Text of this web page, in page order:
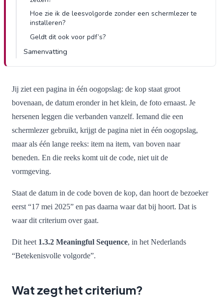
Hoe zie ik de leesvolgorde zonder een schermlezer te
installeren?
Geldt dit ook voor pdf’s?
Samenvatting
Jij ziet een pagina in één oogopslag: de kop staat groot
bovenaan, de datum eronder in het klein, de foto ernaast. Je
hersenen leggen die verbanden vanzelf. Iemand die een
schermlezer gebruikt, krijgt de pagina niet in één oogopslag,
maar als één lange reeks: item na item, van boven naar
beneden. En die reeks komt uit de code, niet uit de
vormgeving.
Staat de datum in de code boven de kop, dan hoort de bezoeker
eerst “17 mei 2025” en pas daarna waar dat bij hoort. Dat is
waar dit criterium over gaat.
Dit heet 1.3.2 Meaningful Sequence, in het Nederlands
“Betekenisvolle volgorde”.
Wat zegt het criterium?